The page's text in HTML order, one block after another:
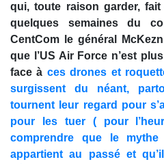
qui, toute raison garder,
quelques semaines du
CentCom le général
que l’US Air Force n’est
face à ces drones et
surgissent du néant,
tournent leur regard pour
pour les tuer ( pour
comprendre que le mythe
appartient au passé et